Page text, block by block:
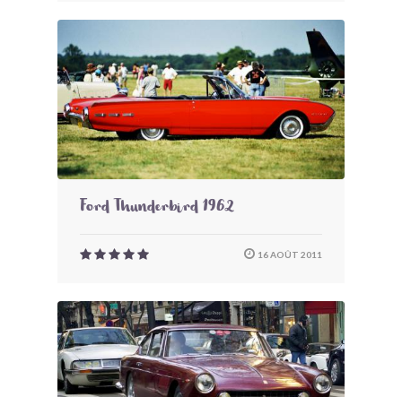
Ford Thunderbird 1962
16 AOÛT 2011